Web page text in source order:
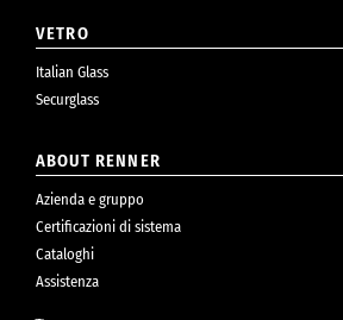
VETRO
Italian Glass
Securglass
ABOUT RENNER
Azienda e gruppo
Certificazioni di sistema
Cataloghi
Assistenza